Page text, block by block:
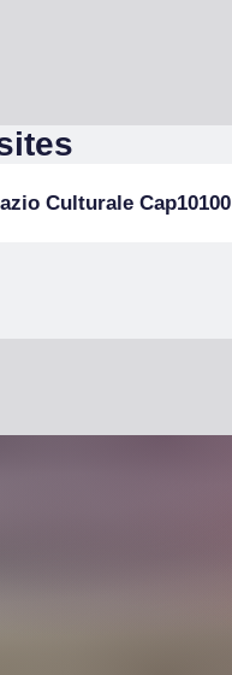
Culturale Cap10100